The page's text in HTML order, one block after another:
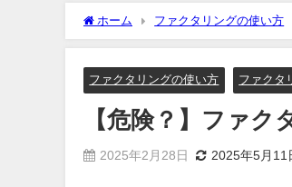
ホーム ファクタリングの使い方
ファクタリングの使い方 ファクタ
【危険？】ファ
2025年2月28日 2025年5月11